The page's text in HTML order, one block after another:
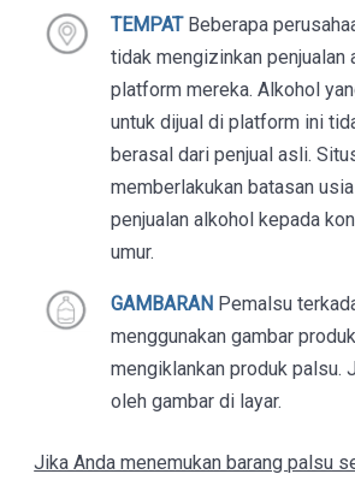
TEMPATBeberapa
tidak mengizinkan penjualan
platform mereka. Alkohol
untuk dijual di platform ini
berasal dari penjual asli.
memberlakukan batasan
penjualan alkohol kepada
umur.
GAMBARAN Pemalsu
menggunakan gambar
mengiklankan produk palsu.
oleh gambar di layar.
Jika Anda menemukan barang palsu